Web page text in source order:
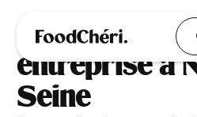
Plateaux
entreprise à
Seine